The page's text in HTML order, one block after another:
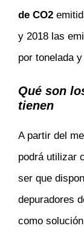
de CO2
y 2018 las
por tonelada
Qué son
tienen
A partir del
podrá utilizar
ser que
depuradores
como